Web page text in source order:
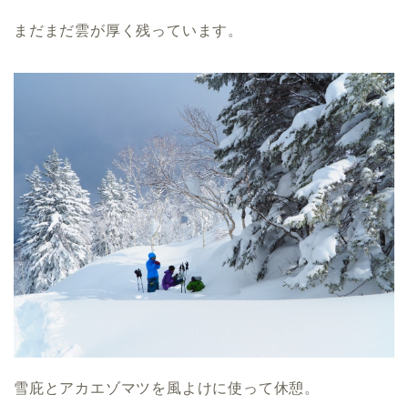
まだまだ雲が厚く残っています。
雪庇とアカエゾマツを風よけに使って休憩。